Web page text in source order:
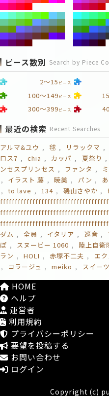
ピース数別 Search by Piece
2～15 ピース
100～149ピース
300～399ピース
最近の検索 Recent Searches
アルマ&ユウ 毬 リラックマ
ロス7
chia カッパ 夏祭り
ンセスプリンセス
ファンタ
イラスト 藤
暁美 パン
to lave
134 磯山さやか
ダム
全員 イタリア 巡音
ぽ
スヌーピー 1060 陸上自衛
ラン
HOLI 赤塚不二夫 エ
コラージュ
meiko スイーツ
HOME
ヘルプ
運営者
利用規約
プライバシーポリシー
要望を投稿する
お問い合わせ
ログイン
Copyright (c)